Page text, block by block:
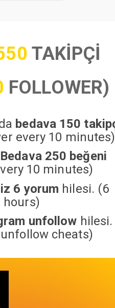
TAKİPÇİ
FOLLOWER)
bedava 150
every 10 minutes)
Bedava 250 beğeni
10 minutes)
6 yorum hilesi. (6
hours)
unfollow hilesi.
cheats)